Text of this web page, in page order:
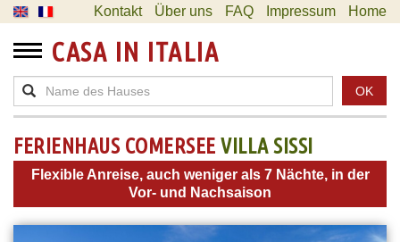
Kontakt Über uns FAQ Impressum Home
CASA IN ITALIA
OK
FERIENHAUS COMERSEE VILLA SISSI
Flexible Anreise, auch weniger als 7 Nächte, in der
Vor- und Nachsaison